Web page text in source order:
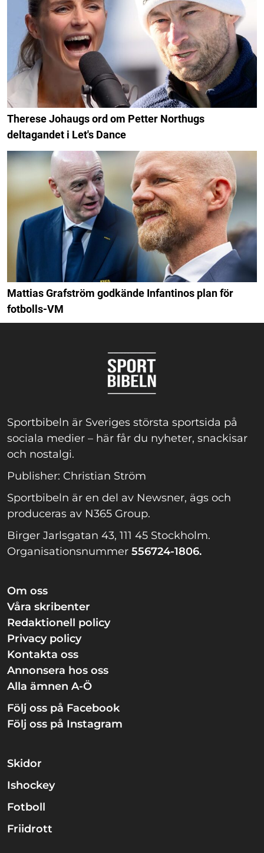
Therese Johaugs ord om Petter Northugs
deltagandet i Let's Dance
Mattias Grafström godkände Infantinos plan för
fotbolls-VM
Sportbibeln är Sveriges största sportsida på
sociala medier – här får du nyheter, snackisar
och nostalgi.
Publisher: Christian Ström
Sportbibeln är en del av Newsner, ägs och
produceras av N365 Group.
Birger Jarlsgatan 43, 111 45 Stockholm.
Organisationsnummer 556724-1806.
Om oss
Våra skribenter
Redaktionell policy
Privacy policy
Kontakta oss
Annonsera hos oss
Alla ämnen A-Ö
Följ oss på Facebook
Följ oss på Instagram
Skidor
Ishockey
Fotboll
Friidrott